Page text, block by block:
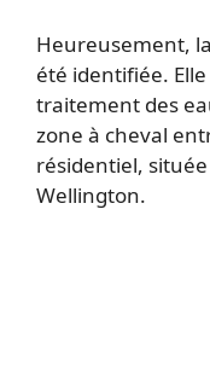
Heureusement,
été identifiée.
traitement des
zone à cheval
résidentiel,
Wellington.